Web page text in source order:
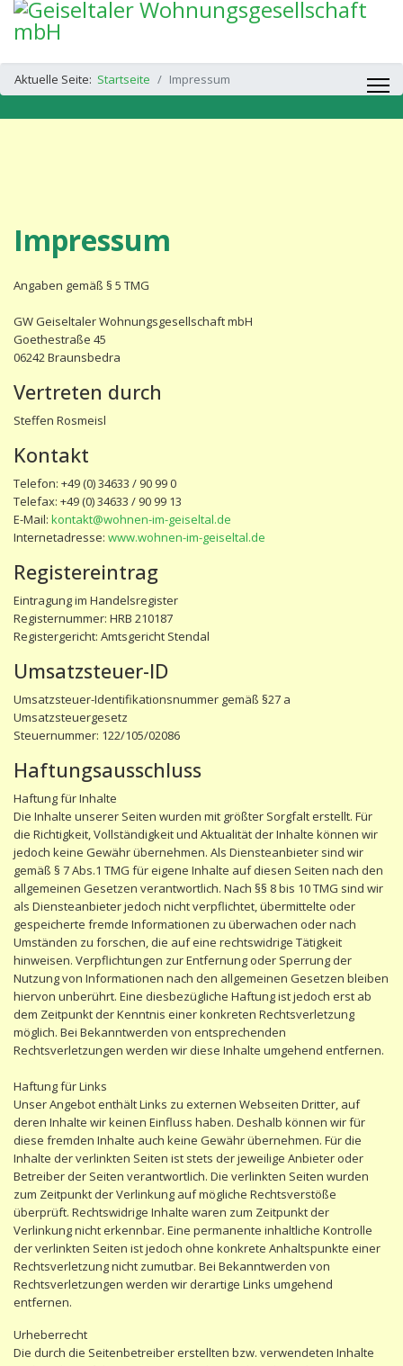
Aktuelle Seite: Startseite Impressum
Impressum
Angaben gemäß § 5 TMG
GW Geiseltaler Wohnungsgesellschaft mbH
Goethestraße 45
06242 Braunsbedra
Vertreten durch
Steffen Rosmeisl
Kontakt
Telefon: +49 (0) 34633 / 90 99 0
Telefax: +49 (0) 34633 / 90 99 13
E-Mail: kontakt@wohnen-im-geiseltal.de
Internetadresse: www.wohnen-im-geiseltal.de
Registereintrag
Eintragung im Handelsregister
Registernummer: HRB 210187
Registergericht: Amtsgericht Stendal
Umsatzsteuer-ID
Umsatzsteuer-Identifikationsnummer gemäß §27 a
Umsatzsteuergesetz
Steuernummer: 122/105/02086
Haftungsausschluss
Haftung für Inhalte
Die Inhalte unserer Seiten wurden mit größter Sorgfalt erstellt. Für
die Richtigkeit, Vollständigkeit und Aktualität der Inhalte können wir
jedoch keine Gewähr übernehmen. Als Diensteanbieter sind wir
gemäß § 7 Abs.1 TMG für eigene Inhalte auf diesen Seiten nach den
allgemeinen Gesetzen verantwortlich. Nach §§ 8 bis 10 TMG sind wir
als Diensteanbieter jedoch nicht verpflichtet, übermittelte oder
gespeicherte fremde Informationen zu überwachen oder nach
Umständen zu forschen, die auf eine rechtswidrige Tätigkeit
hinweisen. Verpflichtungen zur Entfernung oder Sperrung der
Nutzung von Informationen nach den allgemeinen Gesetzen bleiben
hiervon unberührt. Eine diesbezügliche Haftung ist jedoch erst ab
dem Zeitpunkt der Kenntnis einer konkreten Rechtsverletzung
möglich. Bei Bekanntwerden von entsprechenden
Rechtsverletzungen werden wir diese Inhalte umgehend entfernen.
Haftung für Links
Unser Angebot enthält Links zu externen Webseiten Dritter, auf
deren Inhalte wir keinen Einfluss haben. Deshalb können wir für
diese fremden Inhalte auch keine Gewähr übernehmen. Für die
Inhalte der verlinkten Seiten ist stets der jeweilige Anbieter oder
Betreiber der Seiten verantwortlich. Die verlinkten Seiten wurden
zum Zeitpunkt der Verlinkung auf mögliche Rechtsverstöße
überprüft. Rechtswidrige Inhalte waren zum Zeitpunkt der
Verlinkung nicht erkennbar. Eine permanente inhaltliche Kontrolle
der verlinkten Seiten ist jedoch ohne konkrete Anhaltspunkte einer
Rechtsverletzung nicht zumutbar. Bei Bekanntwerden von
Rechtsverletzungen werden wir derartige Links umgehend
entfernen.
Urheberrecht
Die durch die Seitenbetreiber erstellten bzw. verwendeten Inhalte